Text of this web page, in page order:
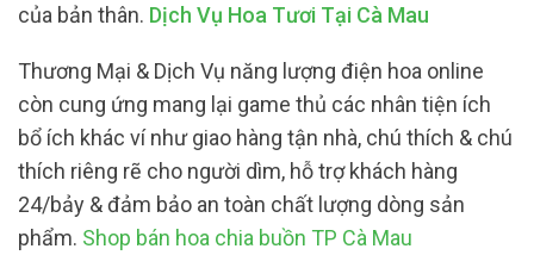
của bản thân. Dịch Vụ Hoa Tươi Tại Cà Mau
Thương Mại & Dịch Vụ năng lượng điện hoa online
còn cung ứng mang lại game thủ các nhân tiện ích
bổ ích khác ví như giao hàng tận nhà, chú thích & chú
thích riêng rẽ cho người dìm, hỗ trợ khách hàng
24/bảy & đảm bảo an toàn chất lượng dòng sản
phẩm. Shop bán hoa chia buồn TP Cà Mau